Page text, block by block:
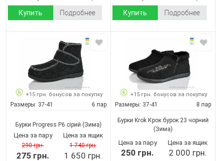
Купить Подробнее Купить Подробнее
+15 грн. бонусов за покупку
Размеры: 37-41 6 пар
Бурки Progress P6 сірий (Зима)
Цена за пару
290 грн.
275 грн.
Цена за ящик
1 740 грн.
1 650 грн.
+15 грн. бонусов за покупку
Размеры: 37-41 8 пар
Бурки Krok Крок бурок 23 чорний
(Зима)
Цена за пару
250 грн.
Цена за ящик
2 000 грн.